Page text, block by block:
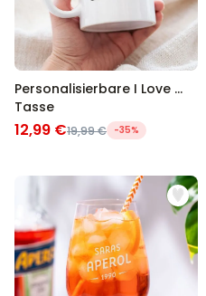
Personalisierbare I Love ...
Tasse
12,99 €19,99 € -35%